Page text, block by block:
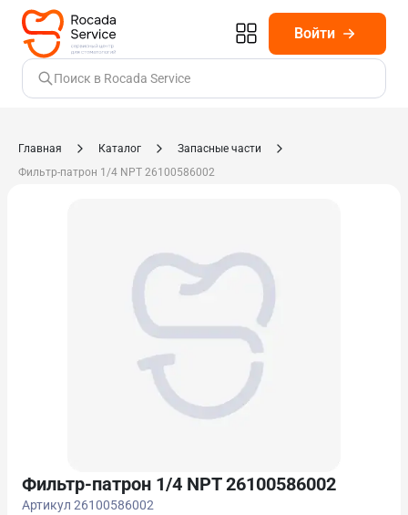
Войти
Поиск в Rocada Service
Главная Каталог
Запасные части
Фильтр-патрон 1/4 NPT 26100586002
Фильтр-патрон 1/4 NPT 26100586002
Артикул 26100586002